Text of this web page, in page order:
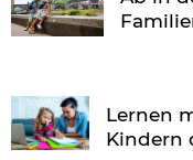
Lernen
Kindern